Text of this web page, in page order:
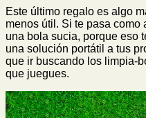
Este último regalo es algo
menos útil. Si te pasa como
una bola sucia, porque eso
una solución portátil a tus
que ir buscando los limpia-
que juegues.